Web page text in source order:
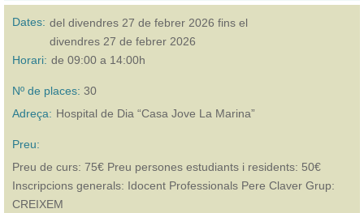
Dates: del divendres 27 de febrer 2026 fins el
divendres 27 de febrer 2026
Horari: de 09:00 a 14:00h
Nº de places: 30
Adreça: Hospital de Dia “Casa Jove La Marina”
Preu:
Preu de curs: 75€ Preu persones estudiants i residents: 50€
Inscripcions generals: Idocent Professionals Pere Claver Grup:
CREIXEM